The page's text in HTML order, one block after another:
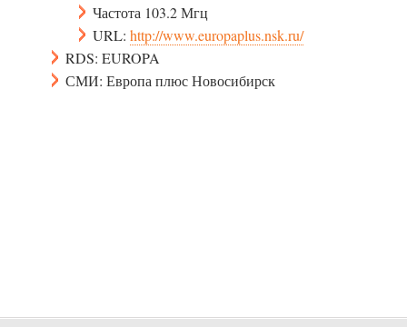
Частота 103.2 Мгц
URL: http://www.europaplus.nsk.ru/
RDS: EUROPA
СМИ: Европа плюс Новосибирск